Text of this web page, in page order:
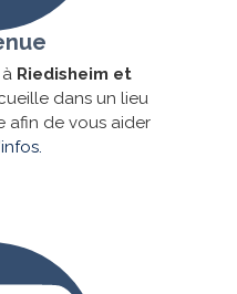
Riedisheim et
dans un lieu
afin de vous aider